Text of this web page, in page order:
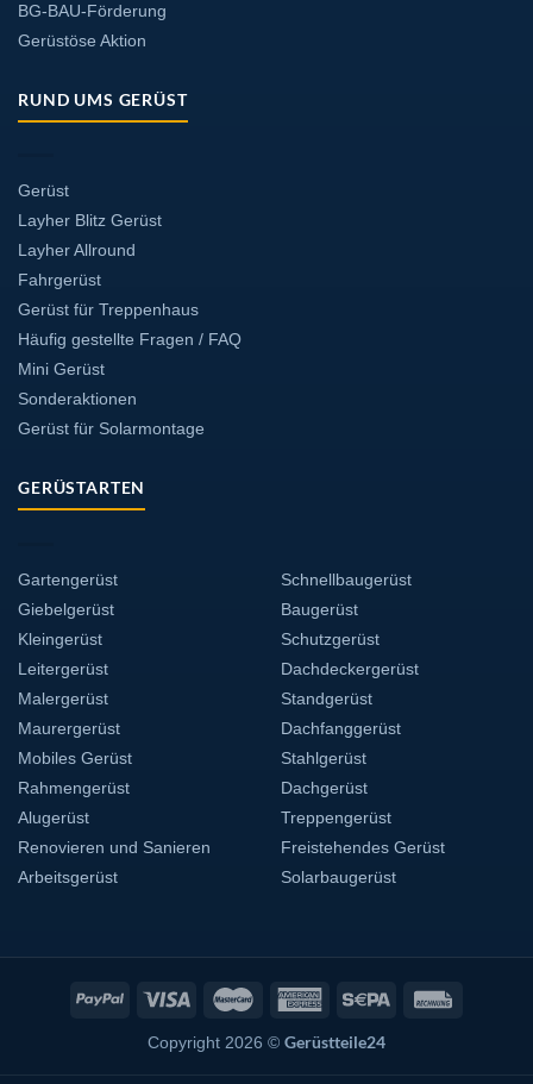
BG-BAU-Förderung
Gerüstöse Aktion
RUND UMS GERÜST
Gerüst
Layher Blitz Gerüst
Layher Allround
Fahrgerüst
Gerüst für Treppenhaus
Häufig gestellte Fragen / FAQ
Mini Gerüst
Sonderaktionen
Gerüst für Solarmontage
GERÜSTARTEN
Gartengerüst
Giebelgerüst
Kleingerüst
Leitergerüst
Malergerüst
Maurergerüst
Mobiles Gerüst
Rahmengerüst
Alugerüst
Renovieren und Sanieren
Arbeitsgerüst
Schnellbaugerüst
Baugerüst
Schutzgerüst
Dachdeckergerüst
Standgerüst
Dachfanggerüst
Stahlgerüst
Dachgerüst
Treppengerüst
Freistehendes Gerüst
Solarbaugerüst
Copyright 2026 © Gerüstteile24